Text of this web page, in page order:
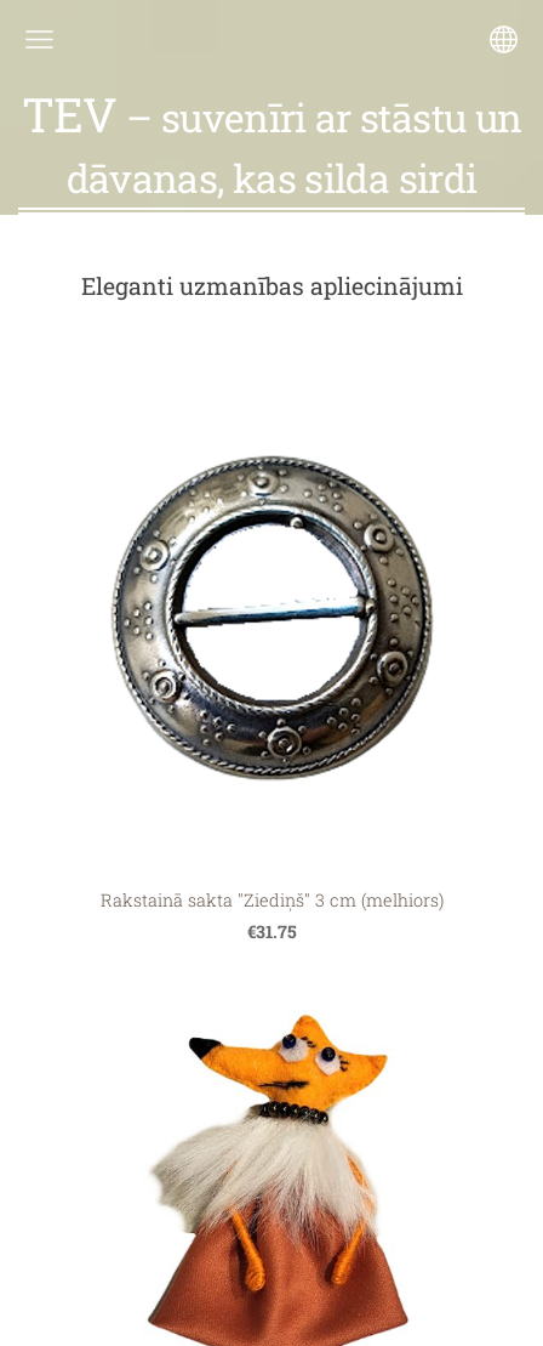
TEV – suvenīri ar stāstu un
dāvanas, kas silda sirdi
Eleganti uzmanības apliecinājumi
Rakstainā sakta "Ziediņš" 3 cm (melhiors)
€31.75